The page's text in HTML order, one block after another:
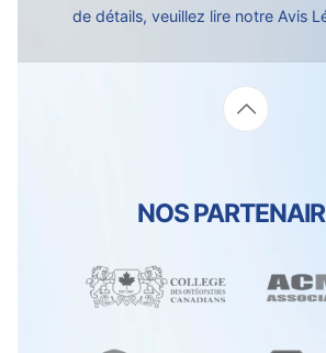
de détails, veuillez lire notre Avis
NOS